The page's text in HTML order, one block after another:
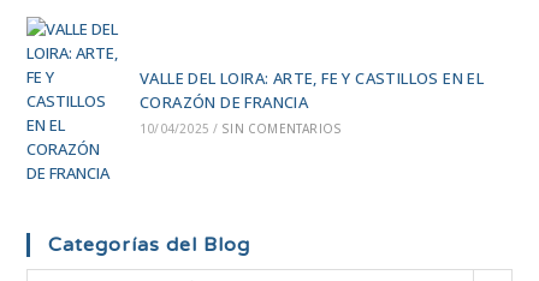
VALLE DEL LOIRA: ARTE, FE Y CASTILLOS EN EL
CORAZÓN DE FRANCIA
10/04/2025 / SIN COMENTARIOS
Categorías del Blog